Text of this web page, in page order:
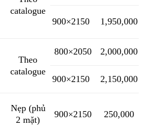
catalogue
900×2150 1,950,000
Theo
catalogue
800×2050 2,000,000
900×2150 2,150,000
Nẹp (phủ
2 mặt)
900×2150 250,000